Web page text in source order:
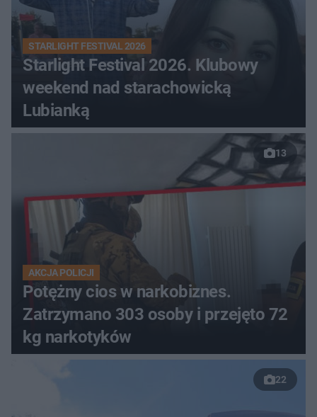
STARLIGHT FESTIVAL 2026
Starlight Festival 2026. Klubowy
weekend nad starachowicką
Lubianką
13
AKCJA POLICJI
Potężny cios w narkobiznes.
Zatrzymano 303 osoby i przejęto 72
kg narkotyków
22